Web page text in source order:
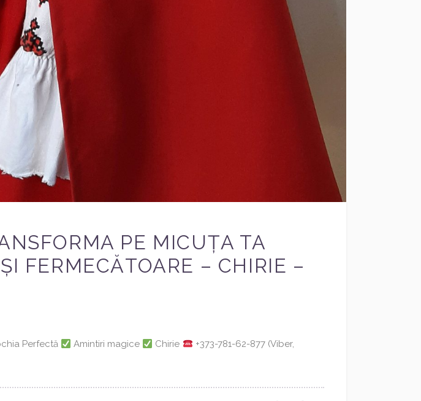
PE MICUȚA TA
FERMECĂTOARE – CHIRIE –
Perfectă Amintiri magice Chirie
+373-781-62-877 (Viber,